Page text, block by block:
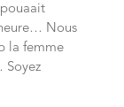
Nous
la femme
Soyez